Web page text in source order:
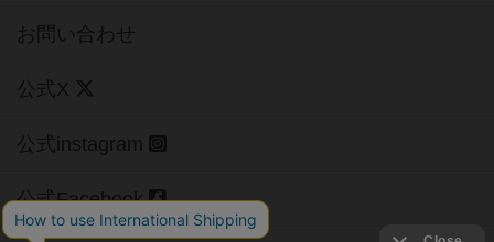
お問い合わせ
公式X
公式instagram
公式Facebook